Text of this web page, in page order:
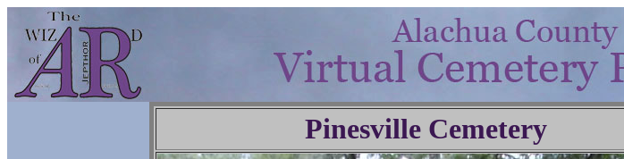
Pinesville Cemetery